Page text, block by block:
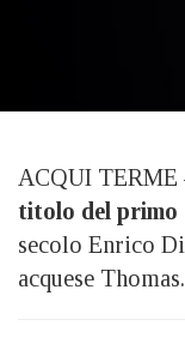
ACQUI TERME
titolo del primo
secolo Enrico
acquese Thomas.